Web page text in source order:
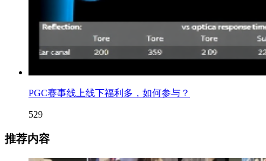
PGC赛事线上线下福利多，如何参与？
529
推荐内容